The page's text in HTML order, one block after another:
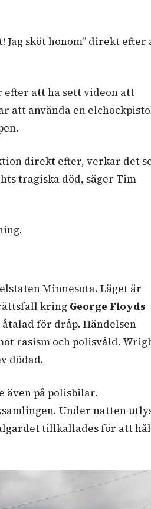
Jag sköt honom” direkt efter
efter att ha sett videon att
att använda en
direkt efter, verkar det
tragiska död, säger Tim
Minnesota. Läget är
kring George Floyds
för dråp. Händelsen
rasism och polisvåld.
dödad.
även på polisbilar.
Under natten
tillkallades för att